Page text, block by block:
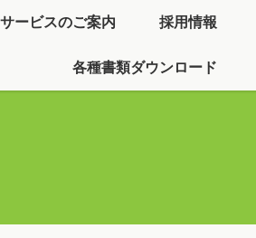
サービスのご案内 採用情報
各種書類ダウンロード